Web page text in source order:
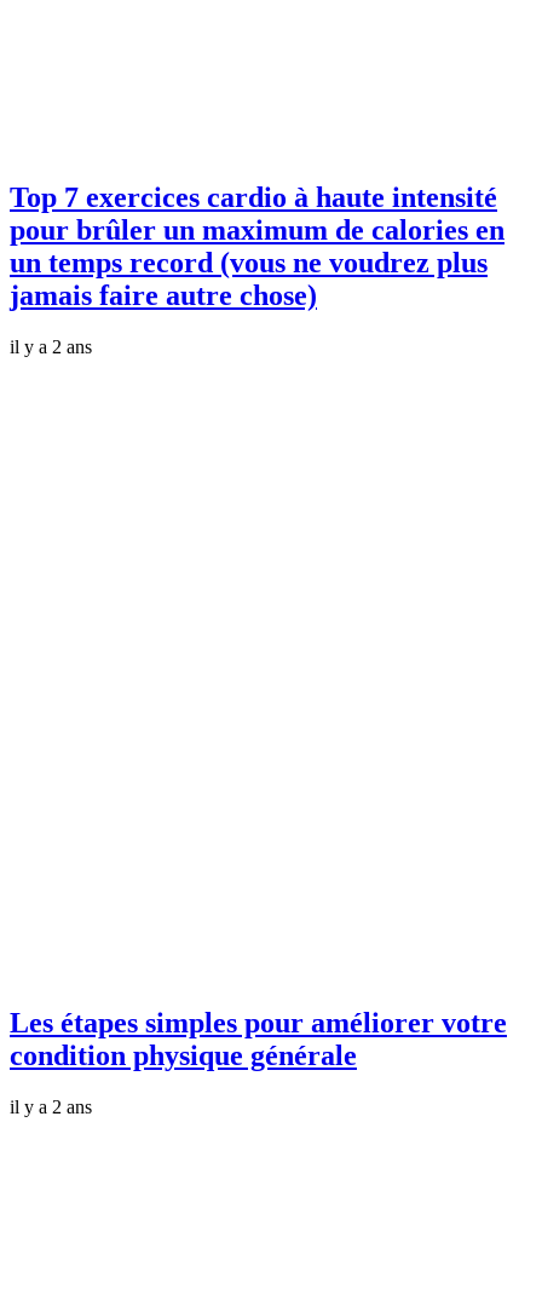
Top 7 exercices cardio à haute intensité
pour brûler un maximum de calories en
un temps record (vous ne voudrez plus
jamais faire autre chose)
il y a 2 ans
Les étapes simples pour améliorer votre
condition physique générale
il y a 2 ans